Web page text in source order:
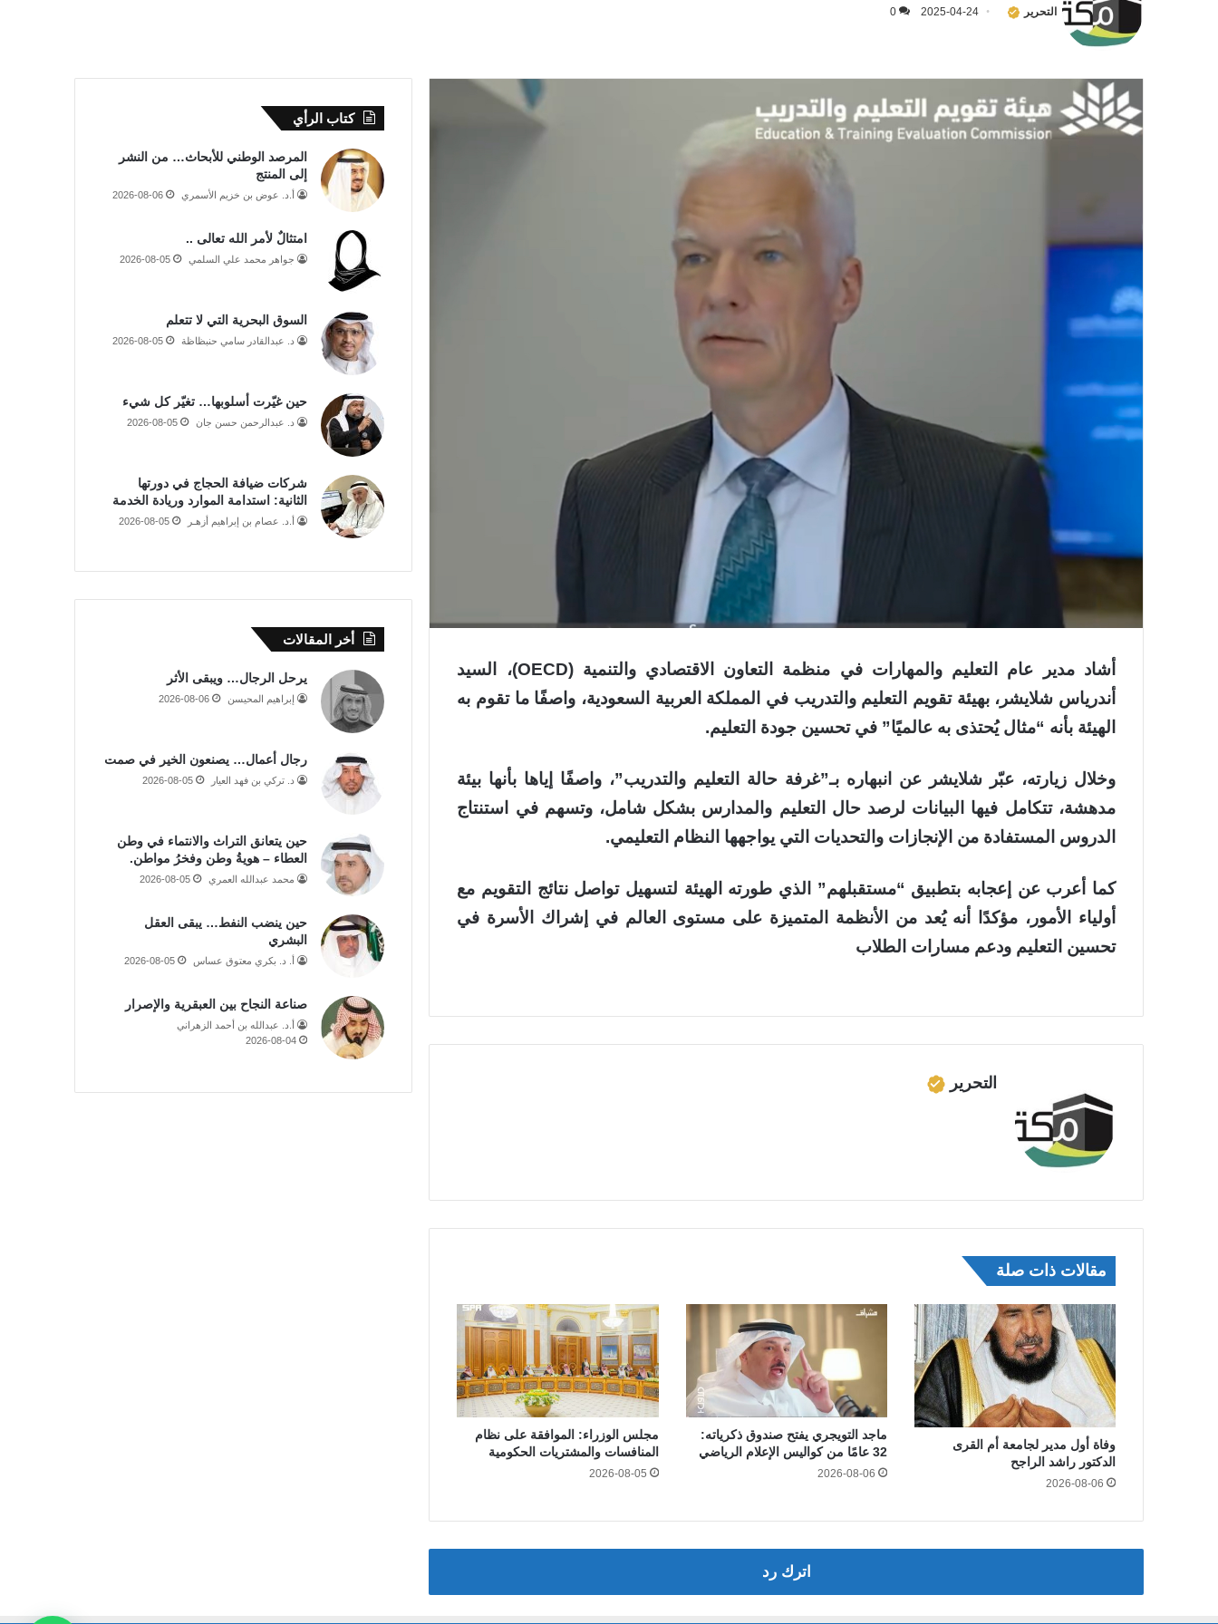
التحرير 2025-04-24
0
أشاد مدير عام التعليم والمهارات في منظمة التعاون الاقتصادي والتنمية (OECD)، السيد
أندرياس شلايشر، بهيئة تقويم التعليم والتدريب في المملكة العربية السعودية، واصفًا ما تقوم به
الهيئة بأنه “مثال يُحتذى به عالميًا” في تحسين جودة التعليم.
وخلال زيارته، عبّر شلايشر عن انبهاره بـ”غرفة حالة التعليم والتدريب”، واصفًا إياها بأنها بيئة
مدهشة، تتكامل فيها البيانات لرصد حال التعليم والمدارس بشكل شامل، وتسهم في استنتاج
الدروس المستفادة من الإنجازات والتحديات التي يواجهها النظام التعليمي.
كما أعرب عن إعجابه بتطبيق “مستقبلهم” الذي طورته الهيئة لتسهيل تواصل نتائج التقويم مع
أولياء الأمور، مؤكدًا أنه يُعد من الأنظمة المتميزة على مستوى العالم في إشراك الأسرة في
تحسين التعليم ودعم مسارات الطلاب
التحرير
مقالات ذات صلة
وفاة أول مدير لجامعة أم القرى
الدكتور راشد الراجح
2026-08-06
ماجد التويجري يفتح صندوق ذكرياته:
32 عامًا من كواليس الإعلام الرياضي
2026-08-06
مجلس الوزراء‬⁩: الموافقة على نظام
المنافسات والمشتريات الحكومية
2026-08-05
اترك رد
كتاب الرأي
المرصد الوطني للأبحاث… من النشر
إلى المنتج
أ.د. عوض بن خزيم الأسمري 2026-08-06
امتثالٌ لأمر الله تعالى ..
جواهر محمد علي السلمي 2026-08-05
السوق البحرية التي لا تتعلم
د. عبدالقادر سامي حنبظاظة 2026-08-05
حين غيّرت أسلوبها… تغيّر كل شيء
د. عبدالرحمن حسن جان 2026-08-05
شركات ضيافة الحجاج في دورتها
الثانية: استدامة الموارد وريادة الخدمة
أ.د. عصام بن إبراهيم أزهـر 2026-08-05
أخر المقالات
يرحل الرجال… ويبقى الأثر
إبراهيم المحيسن 2026-08-06
رجال أعمال… يصنعون الخير في صمت
د. تركي بن فهد العيار 2026-08-05
حين يتعانق التراث والانتماء في وطن
العطاء – هويةُ وطن وفخرُ مواطن.
محمد عبدالله العمري 2026-08-05
حين ينضب النفط… يبقى العقل
البشري
أ. د. بكري معتوق عساس 2026-08-05
صناعة النجاح بين العبقرية والإصرار
أ.د. عبدالله بن أحمد الزهراني
2026-08-04